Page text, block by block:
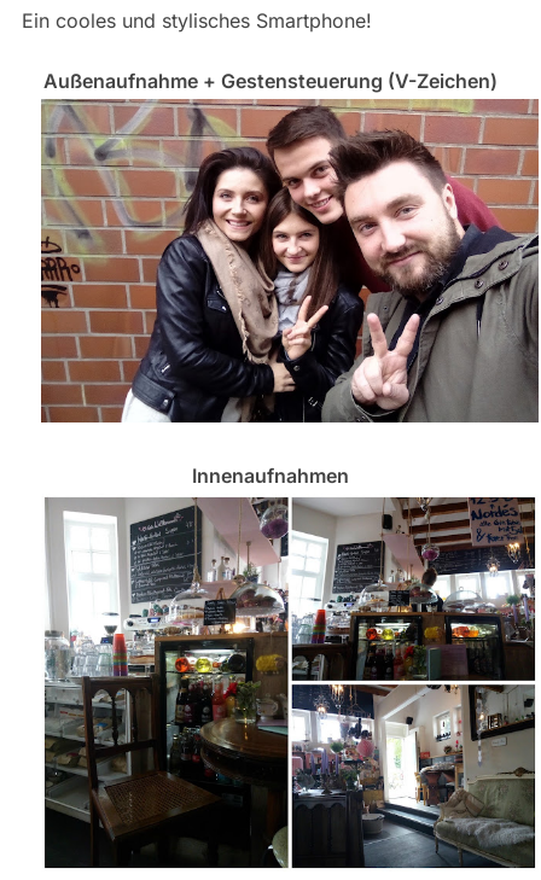
Ein cooles und stylisches Smartphone!
Außenaufnahme + Gestensteuerung (V-Zeichen)
Innenaufnahmen